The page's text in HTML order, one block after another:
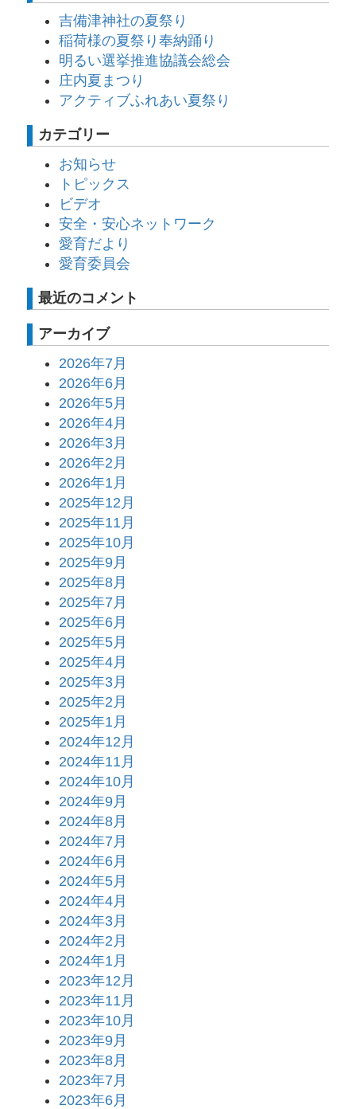
吉備津神社の夏祭り
稲荷様の夏祭り奉納踊り
明るい選挙推進協議会総会
庄内夏まつり
アクティブふれあい夏祭り
カテゴリー
お知らせ
トピックス
ビデオ
安全・安心ネットワーク
愛育だより
愛育委員会
最近のコメント
アーカイブ
2026年7月
2026年6月
2026年5月
2026年4月
2026年3月
2026年2月
2026年1月
2025年12月
2025年11月
2025年10月
2025年9月
2025年8月
2025年7月
2025年6月
2025年5月
2025年4月
2025年3月
2025年2月
2025年1月
2024年12月
2024年11月
2024年10月
2024年9月
2024年8月
2024年7月
2024年6月
2024年5月
2024年4月
2024年3月
2024年2月
2024年1月
2023年12月
2023年11月
2023年10月
2023年9月
2023年8月
2023年7月
2023年6月